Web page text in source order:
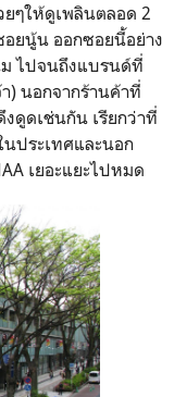
ๆให้ดูเพลินตลอด 2
อยนู้น ออกซอยนี้อย่าง
ไปจนถึงแบรนด์ที่
) นอกจากร้านค้าที่
ดูดเช่นกัน เรียกว่าที่
ประเทศและนอก
เยอะแยะไปหมด